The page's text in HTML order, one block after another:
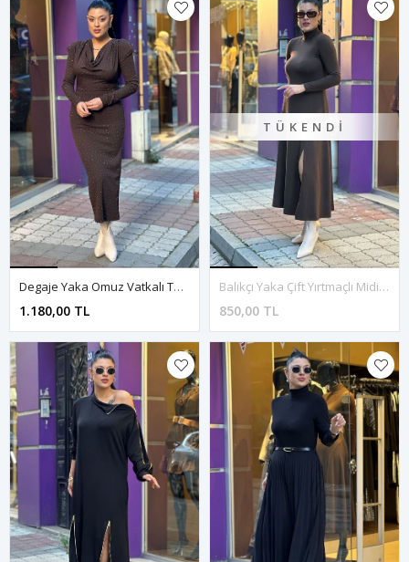
Degaje Yaka Omuz Vatkalı Taşlı Elbise-Kahve
1.180,00 TL
TÜKENDI
Balıkçı Yaka Çift Yırtmaçlı Midi Boy Elbise-Kahve
850,00 TL